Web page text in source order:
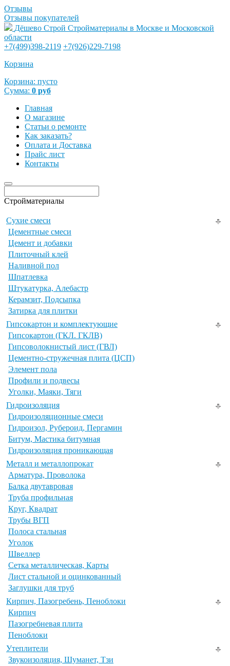
Отзывы
Отзывы покупателей
Дёшево Строй Стройматериалы в Москве и Московской
области
+7(499)398-2119 +7(926)229-7198
Корзина
Корзина: пусто
Сумма: 0 руб
Главная
О магазине
Статьи о ремонте
Как заказать?
Оплата и Доставка
Прайс лист
Контакты
Стройматериалы
Сухие смеси
Цементные смеси
Цемент и добавки
Плиточный клей
Наливной пол
Шпатлевка
Штукатурка, Алебастр
Керамзит, Подсыпка
Затирка для плитки
Гипсокартон и комплектующие
Гипсокартон (ГКЛ. ГКЛВ)
Гипсоволокнистый лист (ГВЛ)
Цементно-стружечная плита (ЦСП)
Элемент пола
Профили и подвесы
Уголки, Маяки, Тяги
Гидроизоляция
Гидроизоляционные смеси
Гидроизол, Рубероид, Пергамин
Битум, Мастика битумная
Гидроизоляция проникающая
Металл и металлопрокат
Арматура, Проволока
Балка двутавровая
Труба профильная
Круг, Квадрат
Трубы ВГП
Полоса стальная
Уголок
Швеллер
Сетка металлическая, Карты
Лист стальной и оцинкованный
Заглушки для труб
Кирпич, Пазогребень, Пеноблоки
Кирпич
Пазогребневая плита
Пеноблоки
Утеплители
Звукоизоляция, Шуманет, Тзи